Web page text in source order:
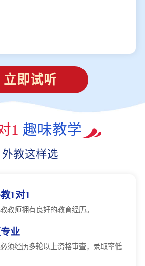
立即试听
1 趣味教学
外教这样选
1对1
教师拥有良好的教育经历。
业
须经历多轮以上资格审查，录取率低